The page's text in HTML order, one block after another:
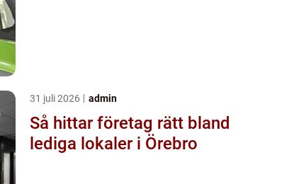
31 juli 2026 admin
Så hittar företag rätt bland
lediga lokaler i Örebro